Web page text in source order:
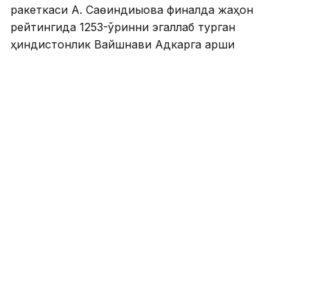
ракеткаси А. Саөиндиыова финалда жаҳон
рейтингида 1253-ўринни эгаллаб турган
ҳиндистонлик Вайшнави Адкарга қарши